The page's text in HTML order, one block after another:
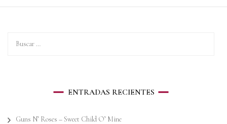
ENTRADAS RECIENTES
Guns N’ Roses – Sweet Child O’ Mine